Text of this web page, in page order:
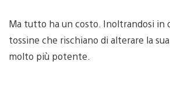
Ma tutto ha un costo. Inoltrandosi in
tossine che rischiano di alterare la
molto più potente.